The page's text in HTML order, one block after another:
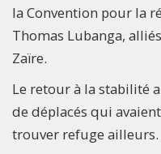
la Convention pour la
Thomas Lubanga,
Zaïre.
Le retour à la stabilité
de déplacés qui
trouver refuge ailleurs.